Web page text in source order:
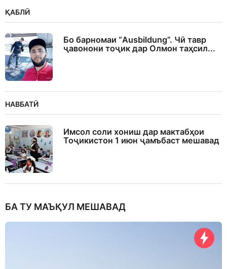
ҚАБЛӢ
Бо барномаи “Ausbildung”. Чӣ тавр
ҷавонони тоҷик дар Олмон таҳсил...
НАВБАТӢ
Имсол соли хониш дар мактабҳои
Тоҷикистон 1 июн ҷамъбаст мешавад
БА ТУ МАЪҚУЛ МЕШАВАД